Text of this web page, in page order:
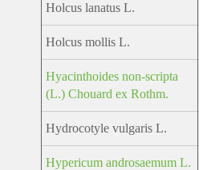
Holcus lanatus L.
Holcus mollis L.
Hyacinthoides non-scripta
(L.) Chouard ex Rothm.
Hydrocotyle vulgaris L.
Hypericum androsaemum L.